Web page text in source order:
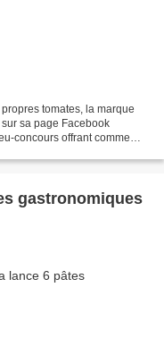
tomates, la marque
sa page Facebook
concours offrant comme
gastronomiques